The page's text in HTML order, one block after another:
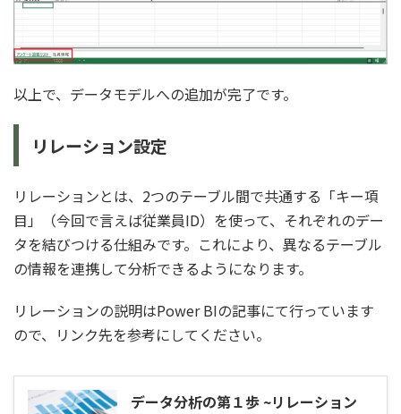
以上で、データモデルへの追加が完了です。
リレーション設定
リレーションとは、2つのテーブル間で共通する「キー項
目」（今回で言えば従業員ID）を使って、それぞれのデー
タを結びつける仕組みです。これにより、異なるテーブル
の情報を連携して分析できるようになります。
リレーションの説明はPower BIの記事にて行っています
ので、リンク先を参考にしてください。
データ分析の第１歩 ~リレーション